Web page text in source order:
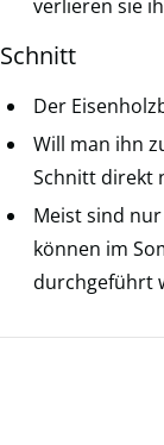
verlieren sie
Schnitt
Der
Will man ihn
Schnitt direkt
Meist sind
können im
durchgeführt